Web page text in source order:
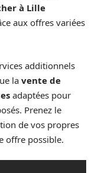
à Lille
aux offres variées
additionnels
la vente de
adaptées pour
Prenez le
de vos propres
offre possible.